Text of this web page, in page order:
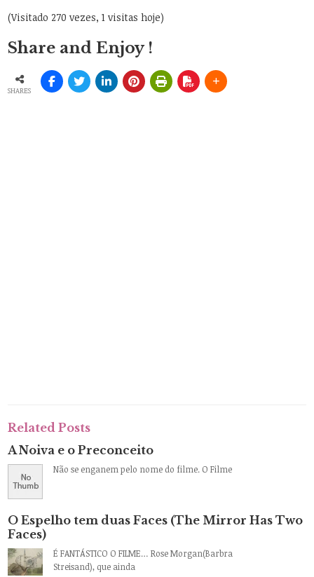
(Visitado 270 vezes, 1 visitas hoje)
Share and Enjoy !
SHARES
Related Posts
A Noiva e o Preconceito
Não se enganem pelo nome do filme. O Filme
O Espelho tem duas Faces (The Mirror Has Two
Faces)
É FANTÁSTICO O FILME… Rose Morgan(Barbra
Streisand), que ainda